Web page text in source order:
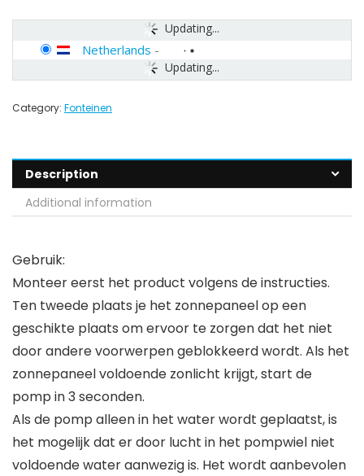
Updating...
Updating...
Netherlands -
Category: Fonteinen
Description
Additional information
Gebruik:
Monteer eerst het product volgens de instructies.
Ten tweede plaats je het zonnepaneel op een
geschikte plaats om ervoor te zorgen dat het niet
door andere voorwerpen geblokkeerd wordt. Als het
zonnepaneel voldoende zonlicht krijgt, start de
pomp in 3 seconden.
Als de pomp alleen in het water wordt geplaatst, is
het mogelijk dat er door lucht in het pompwiel niet
voldoende water aanwezig is. Het wordt aanbevolen